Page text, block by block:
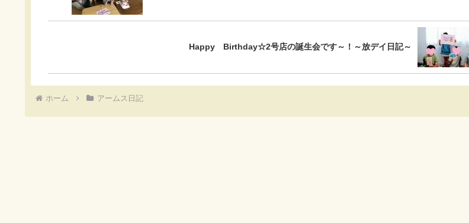
k
Happy Birthday☆2号店の誕生会です～！～放デイ日記～
ホーム アームス日記